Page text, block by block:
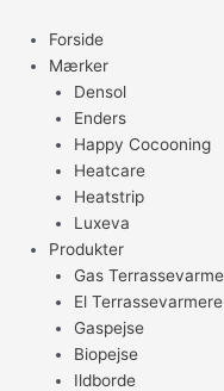
indholdet
Forside
Mærker
Densol
Enders
Happy Cocooning
Heatcare
Heatstrip
Luxeva
Produkter
Gas
El Terrassevarmere
Gaspejse
Biopejse
Ildborde